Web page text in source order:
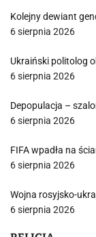
Kolejny dewiant
6 sierpnia 2026
Ukraiński politolog
6 sierpnia 2026
Depopulacja –
6 sierpnia 2026
FIFA wpadła na
6 sierpnia 2026
Wojna rosyjsko-
6 sierpnia 2026